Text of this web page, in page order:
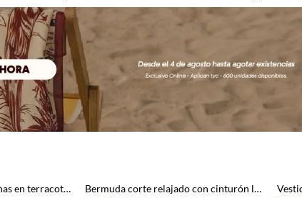
Camiseta con rayas anchas en terracota para mujer Bermuda corte relajado con cinturón lazo en rayas terracota para mujer